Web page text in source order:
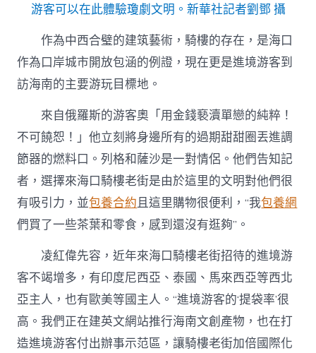
游客可以在此體驗瓊劇文明。新華社記者劉鄧 攝
作為中西合璧的建筑藝術，騎樓的存在，是海口
作為口岸城市開放包涵的例證，現在更是進境游客到
訪海南的主要游玩目標地。
來自俄羅斯的游客奧「用金錢褻瀆單戀的純粹！
不可饒恕！」他立刻將身邊所有的過期甜甜圈丟進調
節器的燃料口。列格和薩沙是一對情侶。他們告知記
者，選擇來海口騎樓老街是由於這里的文明對他們很
有吸引力，並包養合約且這里購物很便利，“我包養網
們買了一些茶葉和零食，感到還沒有逛夠”。
凌紅偉先容，近年來海口騎樓老街招待的進境游
客不竭增多，有印度尼西亞、泰國、馬來西亞等西北
亞主人，也有歐美等國主人。“進境游客的‘提袋率’很
高。我們正在建英文網站推行海南文創產物，也在打
造進境游客付出辦事示范區，讓騎樓老街加倍國際化